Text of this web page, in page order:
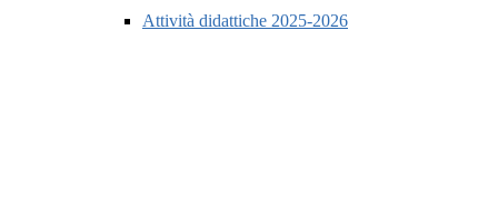
Attività didattiche 2025-2026